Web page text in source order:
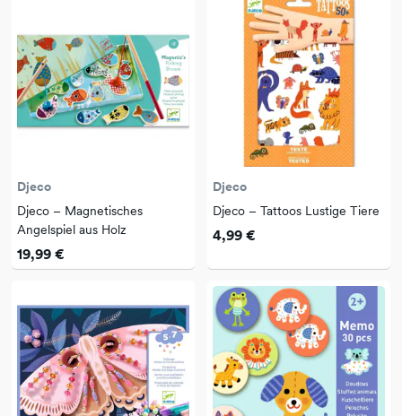
Djeco
Djeco – Magnetisches
Angelspiel aus Holz
19,99 €
Djeco
Djeco – Tattoos Lustige Tiere
4,99 €